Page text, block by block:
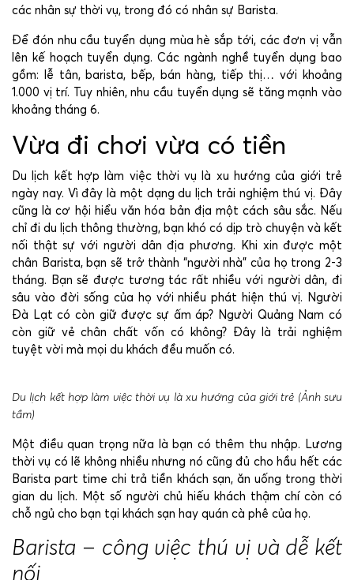
các nhân sự thời vụ, trong đó có nhân sự Barista.
Để đón nhu cầu tuyển dụng mùa hè sắp tới, các đơn vị vẫn
lên kế hoạch tuyển dụng. Các ngành nghề tuyển dụng bao
gồm: lễ tân, barista, bếp, bán hàng, tiếp thị… với khoảng
1.000 vị trí. Tuy nhiên, nhu cầu tuyển dụng sẽ tăng mạnh vào
khoảng tháng 6.
Vừa đi chơi vừa có tiền
Du lịch kết hợp làm việc thời vụ là xu hướng của giới trẻ
ngày nay. Vì đây là một dạng du lịch trải nghiệm thú vị. Đây
cũng là cơ hội hiểu văn hóa bản địa một cách sâu sắc. Nếu
chỉ đi du lịch thông thường, bạn khó có dịp trò chuyện và kết
nối thật sự với người dân địa phương. Khi xin được một
chân Barista, bạn sẽ trở thành “người nhà” của họ trong 2-3
tháng. Bạn sẽ được tương tác rất nhiều với người dân, đi
sâu vào đời sống của họ với nhiều phát hiện thú vị. Người
Đà Lạt có còn giữ được sự ấm áp? Người Quảng Nam có
còn giữ vẻ chân chất vốn có không? Đây là trải nghiệm
tuyệt vời mà mọi du khách đều muốn có.
Du lịch kết hợp làm việc thời vụ là xu hướng của giới trẻ (Ảnh sưu
tầm)
Một điều quan trọng nữa là bạn có thêm thu nhập. Lương
thời vụ có lẽ không nhiều nhưng nó cũng đủ cho hầu hết các
Barista part time chi trả tiền khách sạn, ăn uống trong thời
gian du lịch. Một số người chủ hiếu khách thậm chí còn có
chỗ ngủ cho bạn tại khách sạn hay quán cà phê của họ.
Barista – công việc thú vị và dễ kết
nối